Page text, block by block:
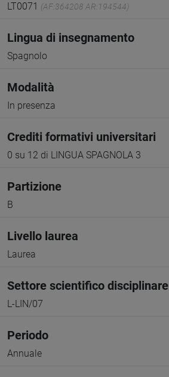
LT0071 (AF:364208 AR:194544)
Lingua di insegnamento
Spagnolo
Modalità
In presenza
Crediti formativi universitari
0 su 12 di LINGUA SPAGNOLA 3
Partizione
B
Livello laurea
Laurea
Settore scientifico disciplinare
L-LIN/07
Periodo
Annuale